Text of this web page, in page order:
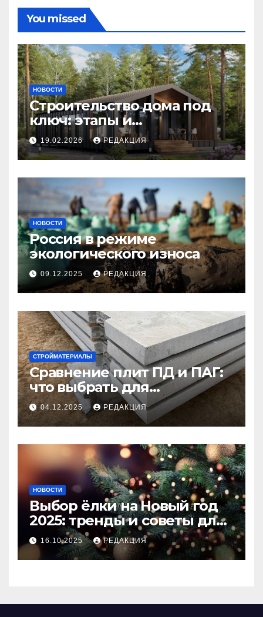
You missed
НОВОСТИ
Строительство дома под
ключ: этапы и
планирование бюджета
19.02.2026 РЕДАКЦИЯ
НОВОСТИ
Россия в режиме
экологического износа
09.12.2025 РЕДАКЦИЯ
СТРОЙМАТЕРИАЛЫ
Сравнение плит ПД и ПАГ:
что выбрать для
долговечного и прочного
покрытия
04.12.2025 РЕДАКЦИЯ
НОВОСТИ
Выбор ёлки на Новый год
2025: тренды и советы для
идеального праздника
16.10.2025 РЕДАКЦИЯ